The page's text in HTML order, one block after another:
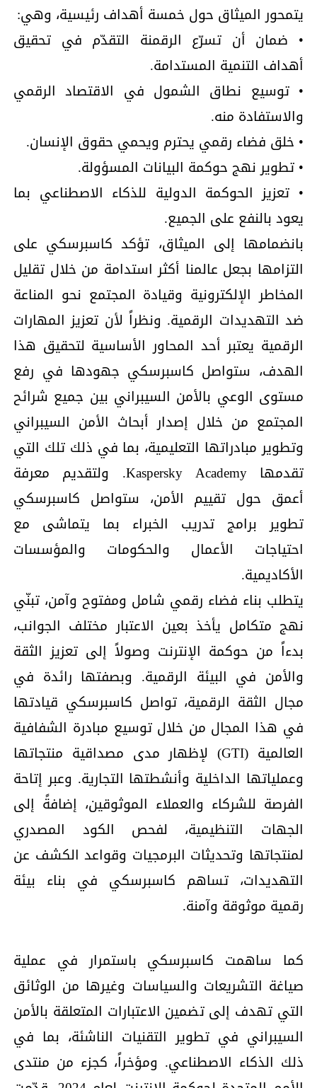
يتمحور الميثاق حول خمسة أهداف رئيسية، وهي:
• ضمان أن تسرّع الرقمنة التقدّم في تحقيق
أهداف التنمية المستدامة.
• توسيع نطاق الشمول في الاقتصاد الرقمي
والاستفادة منه.
• خلق فضاء رقمي يحترم ويحمي حقوق الإنسان.
• تطوير نهج حوكمة البيانات المسؤولة.
• تعزيز الحوكمة الدولية للذكاء الاصطناعي بما
يعود بالنفع على الجميع.
بانضمامها إلى الميثاق، تؤكد كاسبرسكي على
التزامها بجعل عالمنا أكثر استدامة من خلال تقليل
المخاطر الإلكترونية وقيادة المجتمع نحو المناعة
ضد التهديدات الرقمية. ونظراً لأن تعزيز المهارات
الرقمية يعتبر أحد المحاور الأساسية لتحقيق هذا
الهدف، ستواصل كاسبرسكي جهودها في رفع
مستوى الوعي بالأمن السيبراني بين جميع شرائح
المجتمع من خلال إصدار أبحاث الأمن السيبراني
وتطوير مبادراتها التعليمية، بما في ذلك تلك التي
تقدمها Kaspersky Academy. ولتقديم معرفة
أعمق حول تقييم الأمن، ستواصل كاسبرسكي
تطوير برامج تدريب الخبراء بما يتماشى مع
احتياجات الأعمال والحكومات والمؤسسات
الأكاديمية.
يتطلب بناء فضاء رقمي شامل ومفتوح وآمن، تبنّي
نهج متكامل يأخذ بعين الاعتبار مختلف الجوانب،
بدءاً من حوكمة الإنترنت وصولاً إلى تعزيز الثقة
والأمن في البيئة الرقمية. وبصفتها رائدة في
مجال الثقة الرقمية، تواصل كاسبرسكي قيادتها
في هذا المجال من خلال توسيع مبادرة الشفافية
العالمية (GTI) لإظهار مدى مصداقية منتجاتها
وعملياتها الداخلية وأنشطتها التجارية. وعبر إتاحة
الفرصة للشركاء والعملاء الموثوقين، إضافةً إلى
الجهات التنظيمية، لفحص الكود المصدري
لمنتجاتها وتحديثات البرمجيات وقواعد الكشف عن
التهديدات، تساهم كاسبرسكي في بناء بيئة
رقمية موثوقة وآمنة.
كما ساهمت كاسبرسكي باستمرار في عملية
صياغة التشريعات والسياسات وغيرها من الوثائق
التي تهدف إلى تضمين الاعتبارات المتعلقة بالأمن
السيبراني في تطوير التقنيات الناشئة، بما في
ذلك الذكاء الاصطناعي. ومؤخراً، كجزء من منتدى